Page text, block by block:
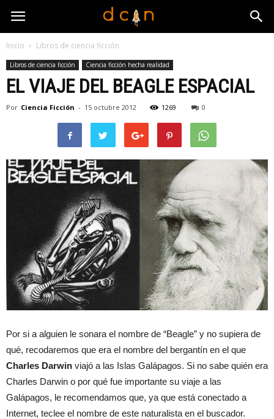
Inicio Libros de ciencia ficción
Libros de ciencia ficción Ciencia ficción hecha realidad
EL VIAJE DEL BEAGLE ESPACIAL
Por Ciencia Ficción - 15 octubre 2012 1269 0
Por si a alguien le sonara el nombre de “Beagle” y no supiera de
qué, recodaremos que era el nombre del bergantín en el que
Charles Darwin viajó a las Islas Galápagos. Si no sabe quién era
Charles Darwin o por qué fue importante su viaje a las
Galápagos, le recomendamos que, ya que está conectado a
Internet, teclee el nombre de este naturalista en el buscador.